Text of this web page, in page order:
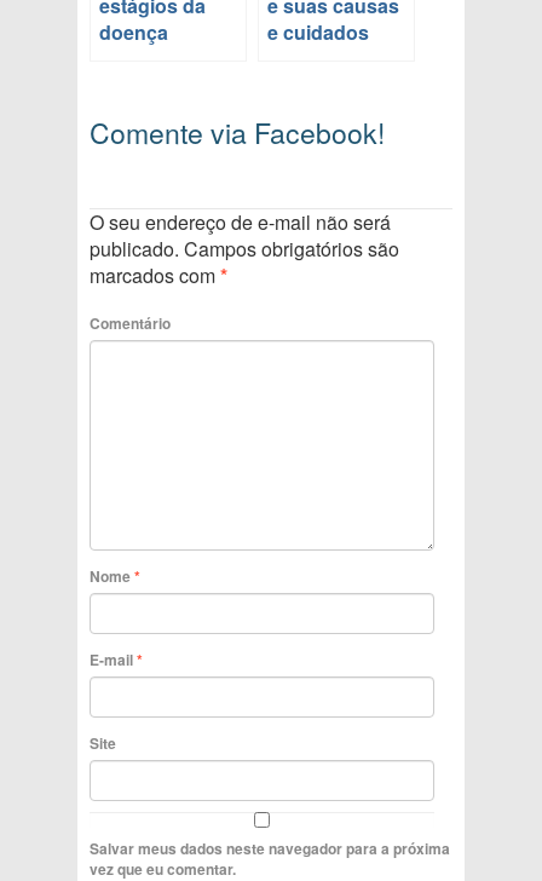
doença
e cuidados
Comente via Facebook!
O seu endereço de e-mail não será
publicado. Campos obrigatórios são
marcados com*
Comentário
Nome*
E-mail*
Site
Salvar meus dados neste navegador para a próxima
vez que eu comentar.